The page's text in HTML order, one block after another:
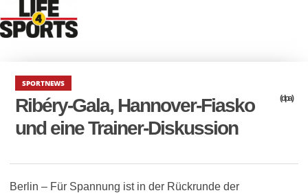
SPORTNEWS
Ribéry-Gala, Hannover-Fiasko
und eine Trainer-Diskussion
(dpa)
Berlin – Für Spannung ist in der Rückrunde der